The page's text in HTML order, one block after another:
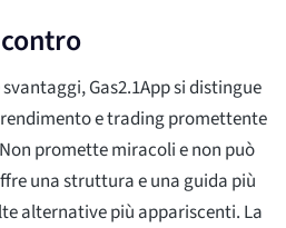
Gas2.1App si distingue
e trading promettente
promette miracoli e non può
una struttura e una guida più
alternative più appariscenti. La